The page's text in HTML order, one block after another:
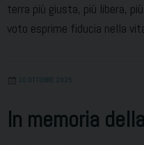
terra più giusta, più libera,
voto esprime fiducia nella
10 OTTOBRE 2025
In memoria